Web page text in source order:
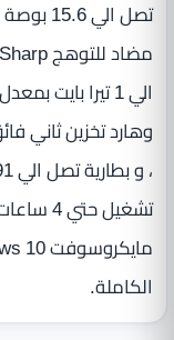
تشغيل
الكاملة.